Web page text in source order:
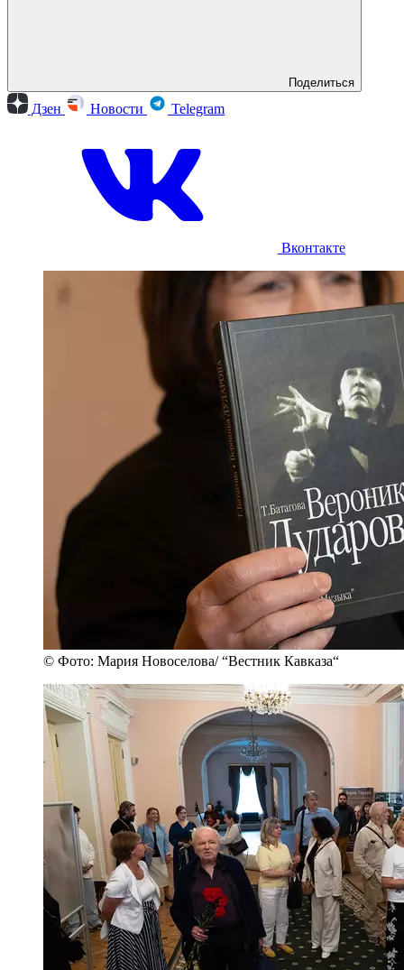
Поделиться
Дзен Новости Telegram
Вконтакте
© Фото: Мария Новоселова/ “Вестник Кавказа“